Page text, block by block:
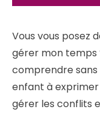
Vous vous posez
gérer mon temps
comprendre
enfant à
gérer les conflits